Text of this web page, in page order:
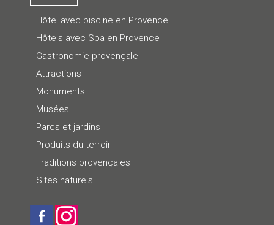
Hôtel avec piscine en Provence
Hôtels avec Spa en Provence
Gastronomie provençale
Attractions
Monuments
Musées
Parcs et jardins
Produits du terroir
Traditions provençales
Sites naturels